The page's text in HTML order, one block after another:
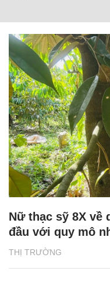
THỊ TRƯỜNG
Nữ thạc sỹ 8X về
đầu với quy mô